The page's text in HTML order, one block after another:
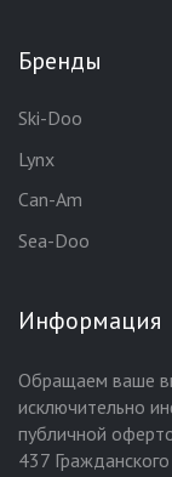
Бренды
Ski-Doo
Lynx
Can-Am
Sea-Doo
Информация
Обращаем ваше
исключительно
публичной
437